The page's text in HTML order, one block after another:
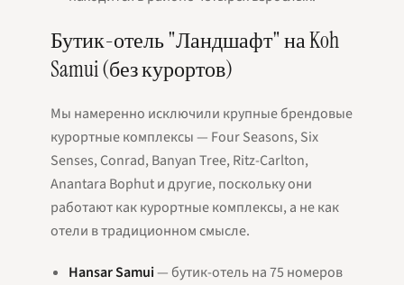
Бутик-отель "Ландшафт" на Koh
Samui (без курортов)
Мы намеренно исключили крупные брендовые
курортные комплексы — Four Seasons, Six
Senses, Conrad, Banyan Tree, Ritz-Carlton,
Anantara Bophut и другие, поскольку они
работают как курортные комплексы, а не как
отели в традиционном смысле.
Hansar Samui— бутик-отель на 75 номеров